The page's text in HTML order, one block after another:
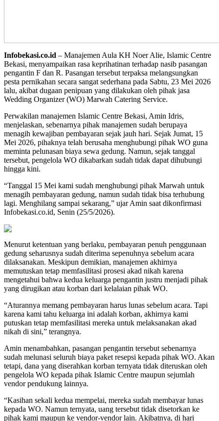
Infobekasi.co.id – Manajemen Aula KH Noer Alie, Islamic Centre
Bekasi, menyampaikan rasa keprihatinan terhadap nasib pasangan
pengantin F dan R. Pasangan tersebut terpaksa melangsungkan
pesta pernikahan secara sangat sederhana pada Sabtu, 23 Mei 2026
lalu, akibat dugaan penipuan yang dilakukan oleh pihak jasa
Wedding Organizer (WO) Marwah Catering Service.
Perwakilan manajemen Islamic Centre Bekasi, Amin Idris,
menjelaskan, sebenarnya pihak manajemen sudah berupaya
menagih kewajiban pembayaran sejak jauh hari. Sejak Jumat, 15
Mei 2026, pihaknya telah berusaha menghubungi pihak WO guna
meminta pelunasan biaya sewa gedung. Namun, sejak tanggal
tersebut, pengelola WO dikabarkan sudah tidak dapat dihubungi
hingga kini.
“Tanggal 15 Mei kami sudah menghubungi pihak Marwah untuk
menagih pembayaran gedung, namun sudah tidak bisa terhubung
lagi. Menghilang sampai sekarang,” ujar Amin saat dikonfirmasi
Infobekasi.co.id, Senin (25/5/2026).
Menurut ketentuan yang berlaku, pembayaran penuh penggunaan
gedung seharusnya sudah diterima sepenuhnya sebelum acara
dilaksanakan. Meskipun demikian, manajemen akhirnya
memutuskan tetap memfasilitasi prosesi akad nikah karena
mengetahui bahwa kedua keluarga pengantin justru menjadi pihak
yang dirugikan atau korban dari kelalaian pihak WO.
“Aturannya memang pembayaran harus lunas sebelum acara. Tapi
karena kami tahu keluarga ini adalah korban, akhirnya kami
putuskan tetap memfasilitasi mereka untuk melaksanakan akad
nikah di sini,” terangnya.
Amin menambahkan, pasangan pengantin tersebut sebenarnya
sudah melunasi seluruh biaya paket resepsi kepada pihak WO. Akan
tetapi, dana yang diserahkan korban ternyata tidak diteruskan oleh
pengelola WO kepada pihak Islamic Centre maupun sejumlah
vendor pendukung lainnya.
“Kasihan sekali kedua mempelai, mereka sudah membayar lunas
kepada WO. Namun ternyata, uang tersebut tidak disetorkan ke
pihak kami maupun ke vendor-vendor lain. Akibatnya, di hari